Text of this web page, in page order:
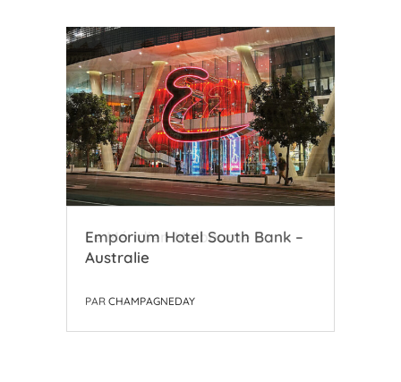
Le Méridien Melbourne –
Australie
PAR CHAMPAGNEDAY
Emporium Hotel South Bank –
Australie
PAR CHAMPAGNEDAY